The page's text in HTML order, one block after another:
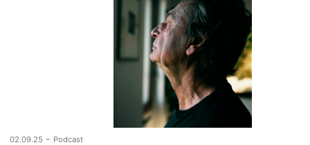
02.09.25 - Podcast